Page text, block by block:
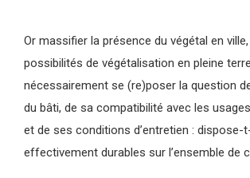
Or massifier la présence du végétal en
possibilités de végétalisation en pleine
nécessairement se (re)poser la question
du bâti, de sa compatibilité avec les
et de ses conditions d’entretien :
effectivement durables sur l’ensemble de